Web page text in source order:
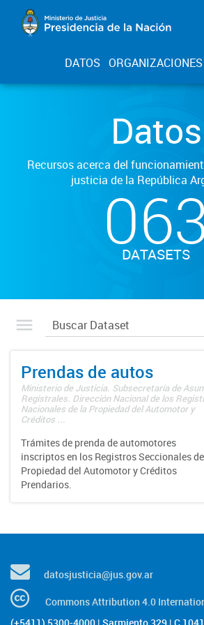
DATOS ORGANIZACIONES
Datos
Recursos acerca del
justicia de la República
DATASETS
Prendas de autos
Ministerio de Justicia. Subsecretaría de
Registrales. Dirección Nacional de los
Nacionales de la Propiedad del Automotor y
Créditos ...
Trámites de prenda de automotores
inscriptos en los Registros Seccionales
Propiedad del Automotor y Créditos
Prendarios.
datosjusticia@jus.gov.ar
Commons Attribution 4.0